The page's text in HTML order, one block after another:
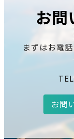
お問
まずはお電
お問